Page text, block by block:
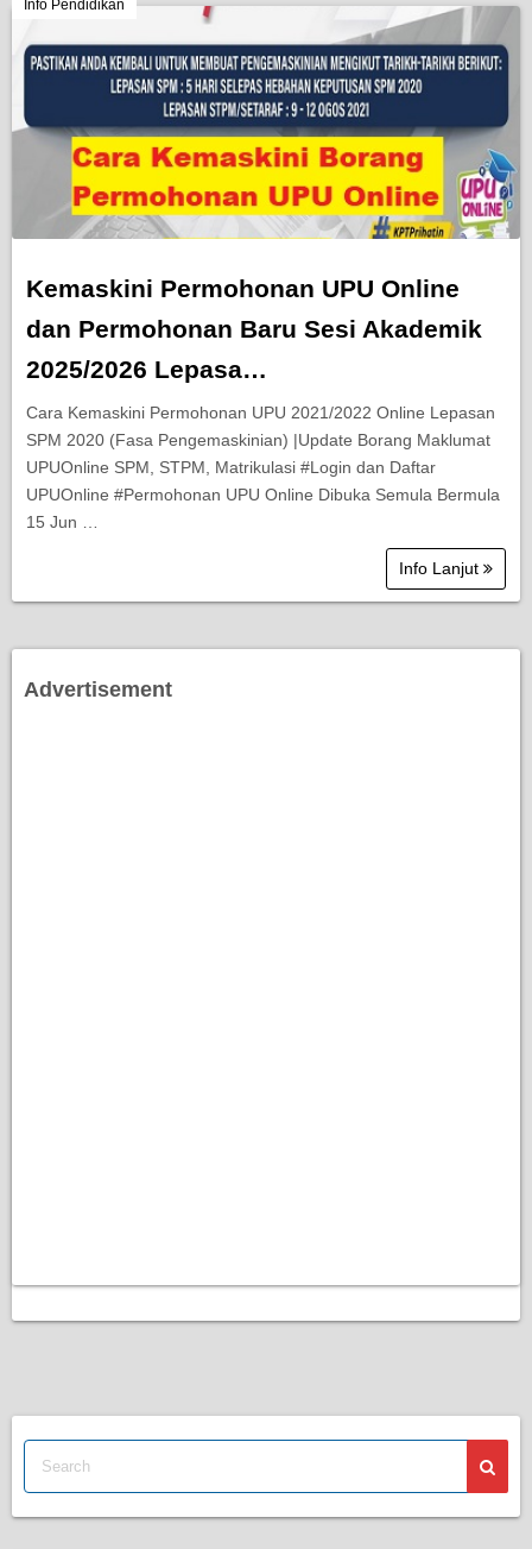
Kerjaya
Biasiswa
Info Pendidikan
Kemaskini Permohonan UPU Online
dan Permohonan Baru Sesi Akademik
2025/2026 Lepasa…
Cara Kemaskini Permohonan UPU 2021/2022 Online Lepasan
SPM 2020 (Fasa Pengemaskinian) |Update Borang Maklumat
UPUOnline SPM, STPM, Matrikulasi #Login dan Daftar
UPUOnline #Permohonan UPU Online Dibuka Semula Bermula
15 Jun …
Info Lanjut
Advertisement